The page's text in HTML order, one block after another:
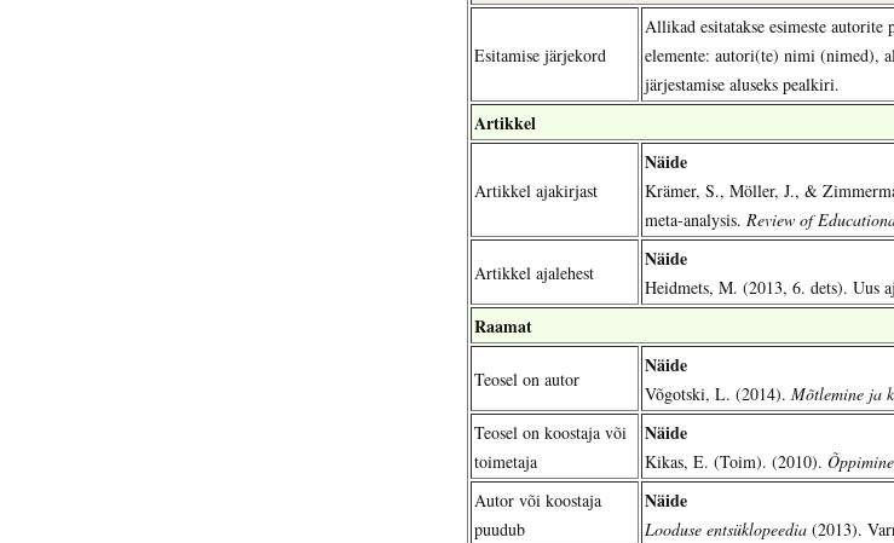
Esitamise järjekord
Allikad esitatakse esimeste autorite
elemente: autori(te) nimi (nimed),
järjestamise aluseks pealkiri.
Artikkel
Artikkel ajakirjast
Näide
Krämer, S., Möller, J., &
meta-analysis. Review of
Artikkel ajalehest
Näide
Heidmets, M. (2013, 6. dets). Uus
Raamat
Teosel on autor
Näide
Võgotski, L. (2014). Mõtlemine ja
Teosel on koostaja või
toimetaja
Näide
Kikas, E. (Toim). (2010).
Autor või koostaja
puudub
Näide
Looduse entsüklopeedia (2013).